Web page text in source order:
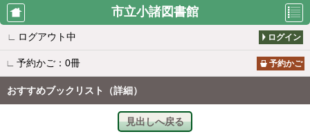
市立小諸図書館
新着案内
貸出の多い
本
予約の多い
∟ ログアウト中 ログイン
∟ 予約かご：0冊 予約かご
おすすめブックリスト（詳細）
見出しへ戻る